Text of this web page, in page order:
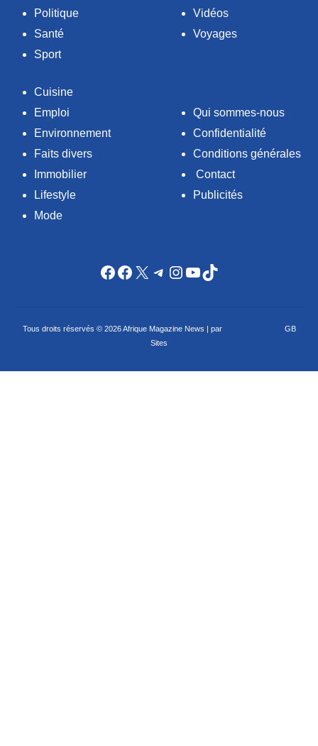
Politique
Santé
Sport
Vidéos
Voyages
Cuisine
Emploi
Environnement
Faits divers
Immobilier
Lifestyle
Mode
Qui sommes-nous
Confidentialité
Conditions générales
Contact
Publicités
Facebook
Facebook
X Telegram
Instagram
YouTube
TikTok
Tous droits réservés © 2026 Afrique Magazine News | par
GB
Sites